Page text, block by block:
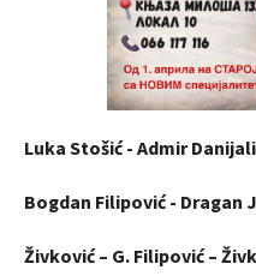
Luka Stošić - Admir
Bogdan Filipović - Dragan
Živković – G. Filipović –